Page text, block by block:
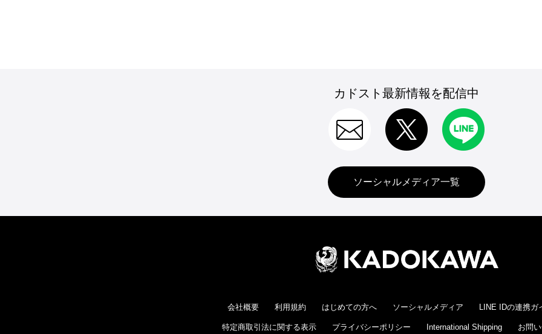
カドスト最新情報を配信中
ソーシャルメディア一覧
会社概要 利用規約 はじめての方へ ソーシャルメディア LINE IDの連携ガ
特定商取引法に関する表示 プライバシーポリシー International Shipping お問